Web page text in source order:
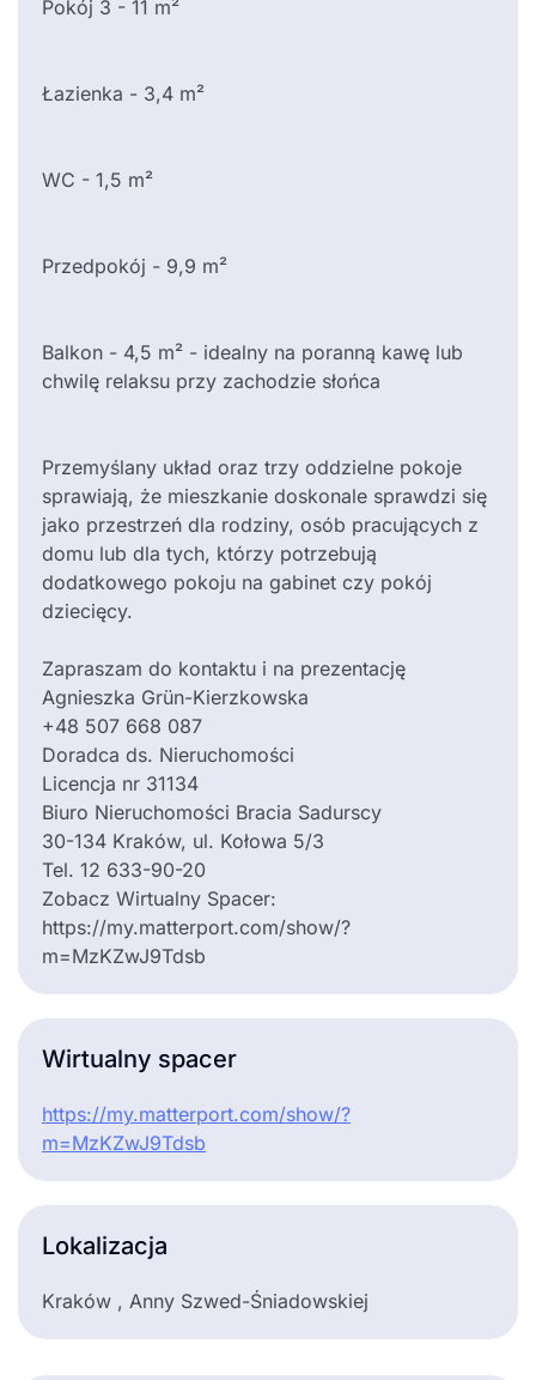
Pokój 3 - 11 m²
Łazienka - 3,4 m²
WC - 1,5 m²
Przedpokój - 9,9 m²
Balkon - 4,5 m² - idealny na poranną kawę lub
chwilę relaksu przy zachodzie słońca
Przemyślany układ oraz trzy oddzielne pokoje
sprawiają, że mieszkanie doskonale sprawdzi się
jako przestrzeń dla rodziny, osób pracujących z
domu lub dla tych, którzy potrzebują
dodatkowego pokoju na gabinet czy pokój
dziecięcy.
Zapraszam do kontaktu i na prezentację
Agnieszka Grün-Kierzkowska
+48 507 668 087
Doradca ds. Nieruchomości
Licencja nr 31134
Biuro Nieruchomości Bracia Sadurscy
30-134 Kraków, ul. Kołowa 5/3
Tel. 12 633-90-20
Zobacz Wirtualny Spacer:
https://my.matterport.com/show/?
m=MzKZwJ9Tdsb
Wirtualny spacer
https://my.matterport.com/show/?
m=MzKZwJ9Tdsb
Lokalizacja
Kraków , Anny Szwed-Śniadowskiej